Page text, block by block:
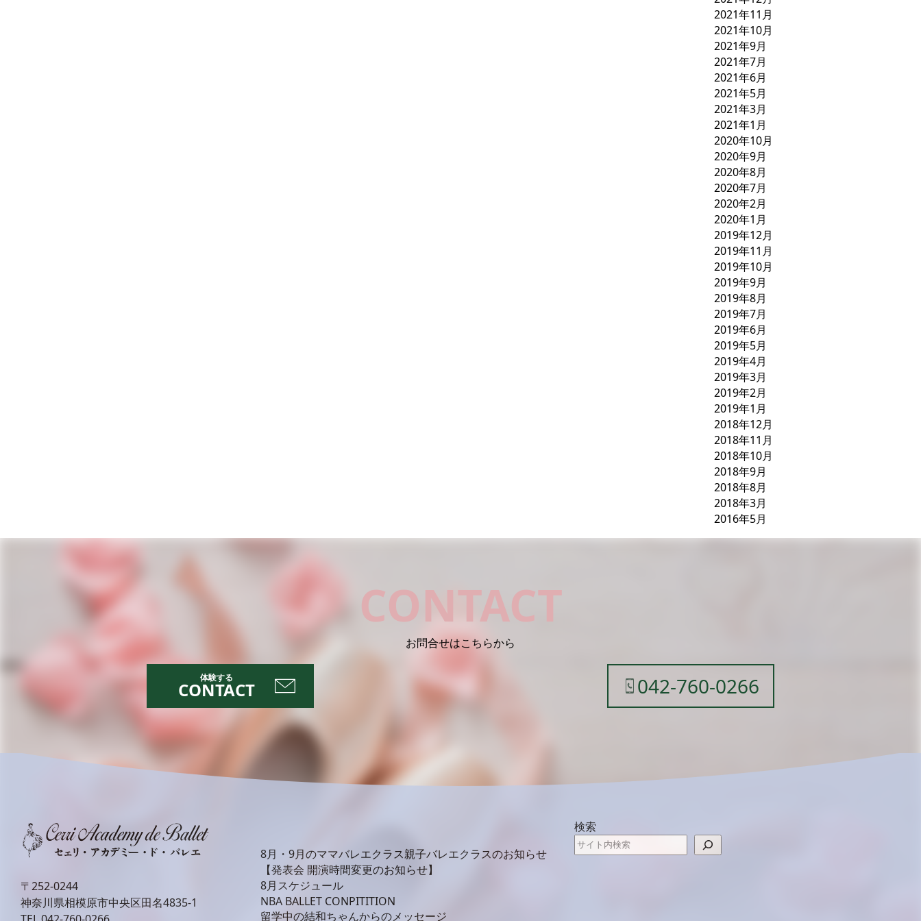
2021年11月
2021年10月
2021年9月
2021年7月
2021年6月
2021年5月
2021年3月
2021年1月
2020年10月
2020年9月
2020年8月
2020年7月
2020年2月
2020年1月
2019年12月
2019年11月
2019年10月
2019年9月
2019年8月
2019年7月
2019年6月
2019年5月
2019年4月
2019年3月
2019年2月
2019年1月
2018年12月
2018年11月
2018年10月
2018年9月
2018年8月
2018年3月
2016年5月
CONTACT
お問合せはこちらから
CONTACT 042-760-0266
〒252-0244
神奈川県相模原市中央区田名4835-1
8月・9月のママバレエクラス親子バレエクラスのお知らせ
【発表会 開演時間変更のお知らせ】
8月スケジュール
NBA BALLET CONPITITION
留学中の結和ちゃんからのメッセージ
検索